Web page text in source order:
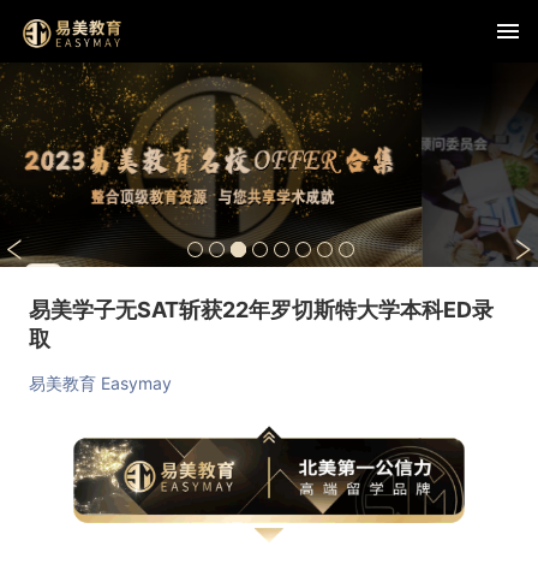
易美学子无SAT斩获22年罗切斯特大学本科ED录
取
易美教育 Easymay